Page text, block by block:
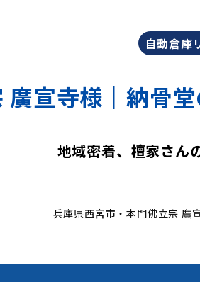
自動倉庫
廣宣寺様｜納骨
地域密着、檀家さん
兵庫県西宮市・本門佛立宗 廣